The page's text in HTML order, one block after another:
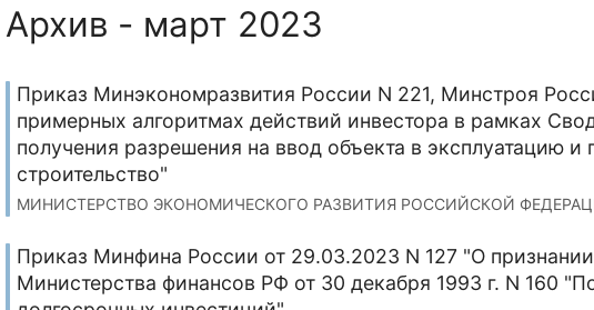
Архив - март 2023
Приказ Минэкономразвития России N 221, Минстроя
примерных алгоритмах действий инвестора в рамках
получения разрешения на ввод объекта в эксплуатацию и
строительство"
МИНИСТЕРСТВО ЭКОНОМИЧЕСКОГО РАЗВИТИЯ РОССИЙСКОЙ
Приказ Минфина России от 29.03.2023 N 127 "О
Министерства финансов РФ от 30 декабря 1993 г. N 160